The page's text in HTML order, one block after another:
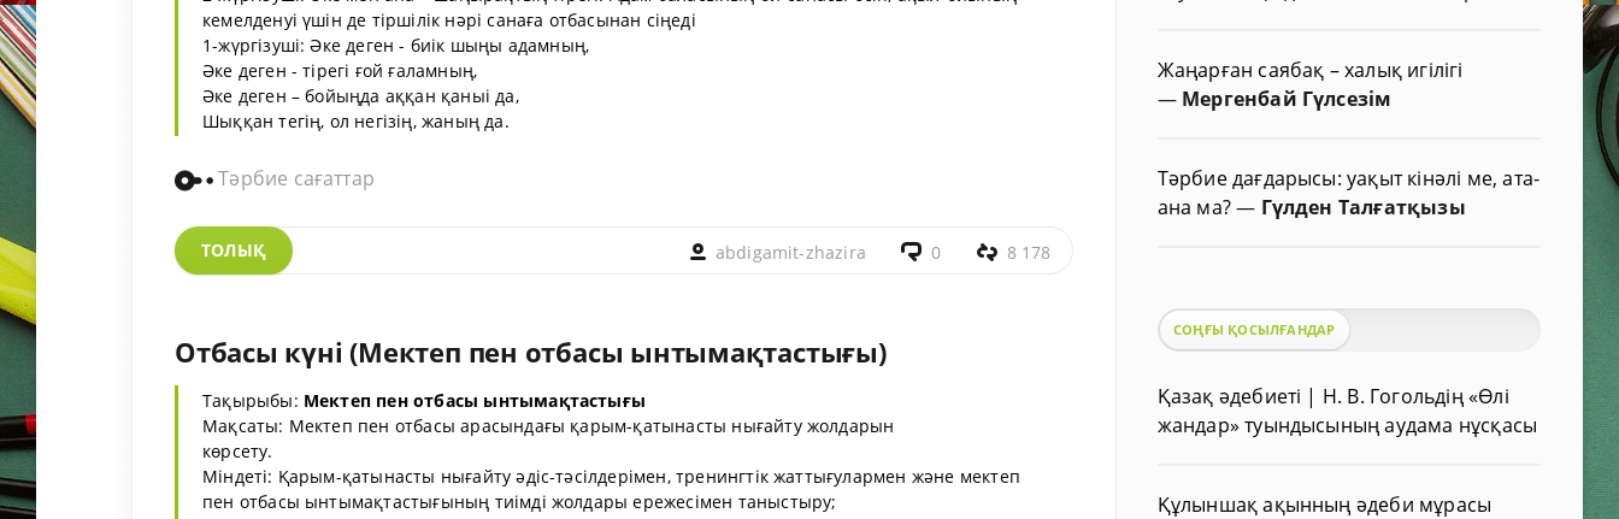
кемелденуі үшін де тіршілік нәрі санаға отбасынан сіңеді
1-жүргізуші: Әке деген - биік шыңы адамның,
Әке деген - тірегі ғой ғаламның,
Әке деген – бойыңда аққан қаныі да,
Шыққан тегің, ол негізің, жаның да.
Тәрбие сағаттар
ТОЛЫҚ abdigamit-zhazira 0 8 178
Отбасы күні (Мектеп пен отбасы ынтымақтастығы)
Тақырыбы: Мектеп пен отбасы ынтымақтастығы
Мақсаты: Мектеп пен отбасы арасындағы қарым-қатынасты нығайту жолдарын
көрсету.
Міндеті: Қарым-қатынасты нығайту әдіс-тәсілдерімен, тренингтік жаттығулармен және мектеп
пен отбасы ынтымақтастығының тиімді жолдары ережесімен таныстыру;
Жаңарған саябақ – халық игілігі
— Мергенбай Гүлсезім
Тәрбие дағдарысы: уақыт кінәлі ме, ата-
ана ма?— Гүлден Талғатқызы
СОҢҒЫ ҚОСЫЛҒАНДАР
Қазақ әдебиеті | Н. В. Гогольдің «Өлі
жандар» туындысының аудама нұсқасы
Құлыншақ ақынның әдеби мұрасы